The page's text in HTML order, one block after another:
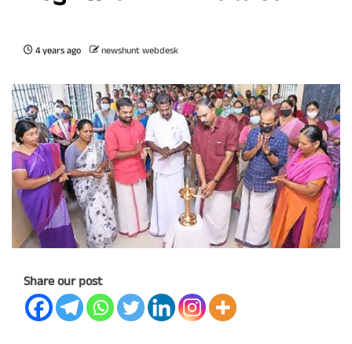
4 years ago newshunt webdesk
Share our post